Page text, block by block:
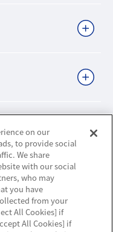
on our
to provide social
We share
with our social
who may
you have
from your
All Cookies] if
All Cookies] if